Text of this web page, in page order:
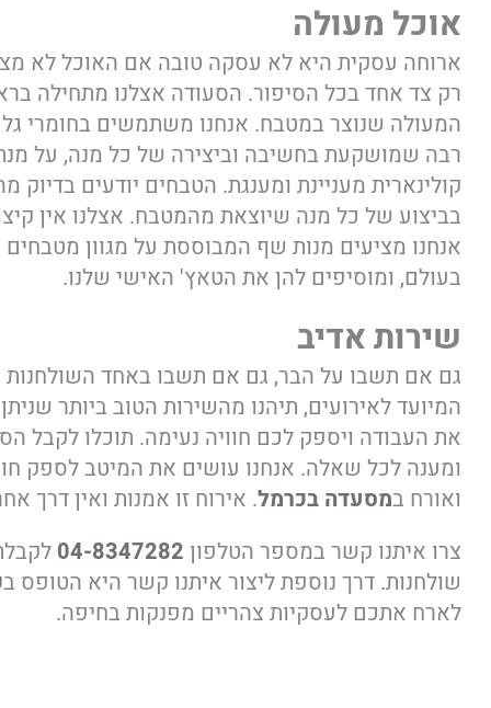
אוכל מעולה
ארוחה עסקית היא לא עסקה טובה אם האוכל לא
רק צד אחד בכל הסיפור. הסעודה אצלנו מתחילה
המעולה שנוצר במטבח. אנחנו משתמשים בחומרי
רבה שמושקעת בחשיבה וביצירה של כל מנה, על
קולינארית מעניינת ומענגת. הטבחים יודעים
בביצוע של כל מנה שיוצאת מהמטבח. אצלנו אין
אנחנו מציעים מנות שף המבוססת על מגוון מטבחים
בעולם, ומוסיפים להן את הטאץ' האישי שלנו.
שירות אדיב
גם אם תשבו על הבר, גם אם תשבו באחד השולחנות
המיועד לאירועים, תיהנו מהשירות הטוב ביותר
את העבודה ויספק לכם חוויה נעימה. תוכלו לקבל
ומענה לכל שאלה. אנחנו עושים את המיטב לספק
ואורח במסעדה בכרמל. אירוח זו אמנות ואין דרך
צרו איתנו קשר במספר הטלפון 04-8347282
שולחנות. דרך נוספת ליצור איתנו קשר היא הטופס ב
לארח אתכם לעסקיות צהריים מפנקות בחיפה.